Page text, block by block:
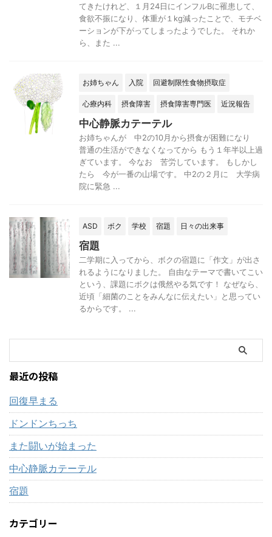
てきたけれど、１月24日にインフルBに罹患して、
食欲不振になり、体重が１kg減ったことで、モチベ
ーションが下がってしまったようでした。 それか
ら、また ...
お姉ちゃん 入院 回避制限性食物摂取症
心療内科 摂食障害 摂食障害専門医 近況報告
中心静脈カテーテル
お姉ちゃんが 中2の10月から摂食が困難になり
普通の生活ができなくなってから もう１年半以上過
ぎています。 今なお 苦労しています。 もしかし
たら 今が一番の山場です。 中2の２月に 大学病
院に緊急 ...
ASD ボク 学校 宿題 日々の出来事
宿題
二学期に入ってから、ボクの宿題に「作文」が出さ
れるようになりました。 自由なテーマで書いてこい
という、課題にボクは俄然やる気です！ なぜなら、
近頃「細菌のことをみんなに伝えたい」と思ってい
るからです。 ...
最近の投稿
回復早まる
ドンドンちっち
また闘いが始まった
中心静脈カテーテル
宿題
カテゴリー